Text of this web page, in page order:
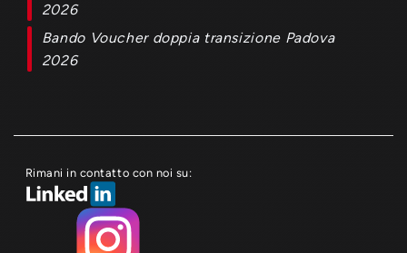
2026
Bando Voucher doppia transizione Padova
2026
Rimani in contatto con noi su: